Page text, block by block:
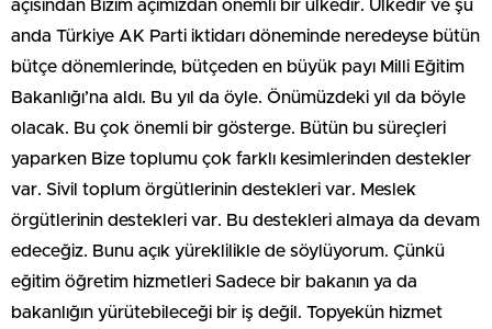
açısından Bizim açımızdan önemli bir ülkedir. Ülkedir ve şu
anda Türkiye AK Parti iktidarı döneminde neredeyse bütün
bütçe dönemlerinde, bütçeden en büyük payı Milli Eğitim
Bakanlığı’na aldı. Bu yıl da öyle. Önümüzdeki yıl da böyle
olacak. Bu çok önemli bir gösterge. Bütün bu süreçleri
yaparken Bize toplumu çok farklı kesimlerinden destekler
var. Sivil toplum örgütlerinin destekleri var. Meslek
örgütlerinin destekleri var. Bu destekleri almaya da devam
edeceğiz. Bunu açık yüreklilikle de söylüyorum. Çünkü
eğitim öğretim hizmetleri Sadece bir bakanın ya da
bakanlığın yürütebileceği bir iş değil. Topyekün hizmet